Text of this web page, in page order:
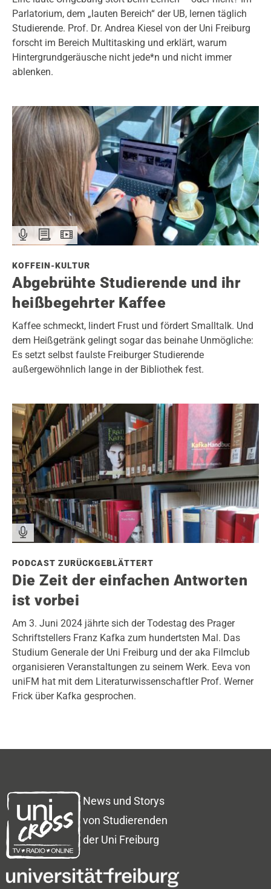
Parlatorium, dem „lauten Bereich“ der UB, lernen täglich
Studierende. Prof. Dr. Andrea Kiesel von der Uni Freiburg
forscht im Bereich Multitasking und erklärt, warum
Hintergrundgeräusche nicht jede*n und nicht immer
ablenken.
KOFFEIN-KULTUR
Abgebrühte Studierende und ihr
heißbegehrter Kaffee
Kaffee schmeckt, lindert Frust und fördert Smalltalk. Und
dem Heißgetränk gelingt sogar das beinahe Unmögliche:
Es setzt selbst faulste Freiburger Studierende
außergewöhnlich lange in der Bibliothek fest.
PODCAST ZURÜCKGEBLÄTTERT
Die Zeit der einfachen Antworten
ist vorbei
Am 3. Juni 2024 jährte sich der Todestag des Prager
Schriftstellers Franz Kafka zum hundertsten Mal. Das
Studium Generale der Uni Freiburg und der aka Filmclub
organisieren Veranstaltungen zu seinem Werk. Eeva von
uniFM hat mit dem Literaturwissenschaftler Prof. Werner
Frick über Kafka gesprochen.
News und Storys
von Studierenden
der Uni Freiburg